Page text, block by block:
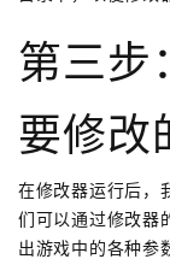
第三步
要修改
在修改器运行后，
们可以通过修改器
出游戏中的各种参